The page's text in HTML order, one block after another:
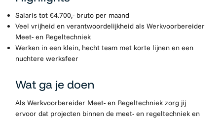
Salaris tot €4.700,- bruto per maand
Veel vrijheid en verantwoordelijkheid als Werkvoorbereider
Meet- en Regeltechniek
Werken in een klein, hecht team met korte lijnen en een
nuchtere werksfeer
Wat ga je doen
Als Werkvoorbereider Meet- en Regeltechniek zorg jij
ervoor dat projecten binnen de meet- en regeltechniek en